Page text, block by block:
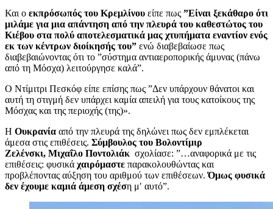
Και ο εκπρόσωπός του Κρεμλίνου είπε πως ”Είναι ξεκάθαρο ότι
μιλάμε για μια απάντηση από την πλευρά του καθεστώτος του
Κιέβου στα πολύ αποτελεσματικά μας χτυπήματα εναντίον ενός
εκ των κέντρων διοίκησής του” ενώ διαβεβαίωσε πως
διαβεβαιώνοντας ότι το ”σύστημα αντιαεροπορικής άμυνας (πάνω
από τη Μόσχα) λειτούργησε καλά”.
Ο Ντίμιτρι Πεσκόφ είπε επίσης πως ”Δεν υπάρχουν θάνατοι και
αυτή τη στιγμή δεν υπάρχει καμία απειλή για τους κατοίκους της
Μόσχας και της περιοχής (της)».
Η Ουκρανία από την πλευρά της δηλώνει πως δεν εμπλέκεται
άμεσα στις επιθέσεις. Σύμβουλος του Βολοντίμιρ
Ζελένσκι, Μιχαΐλο Ποντολιάκ σχολίασε: ”…αναφορικά με τις
επιθέσεις: φυσικά χαιρόμαστε παρακολουθώντας και
προβλέποντας αύξηση του αριθμού των επιθέσεων.Όμως φυσικά
δεν έχουμε καμιά άμεση σχέση μ′ αυτό”.